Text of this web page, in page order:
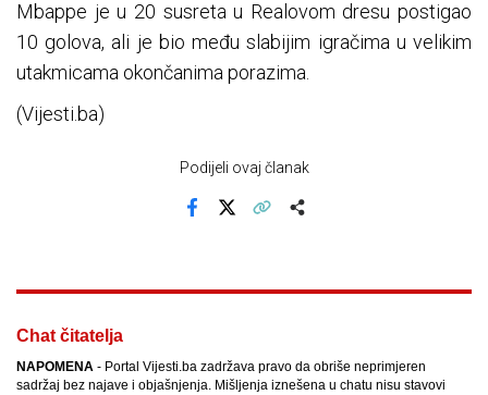
Mbappe je u 20 susreta u Realovom dresu postigao
10 golova, ali je bio među slabijim igračima u velikim
utakmicama okončanima porazima.
(Vijesti.ba)
Podijeli ovaj članak
Chat čitatelja
NAPOMENA - Portal Vijesti.ba zadržava pravo da obriše neprimjeren
sadržaj bez najave i objašnjenja. Mišljenja iznešena u chatu nisu stavovi